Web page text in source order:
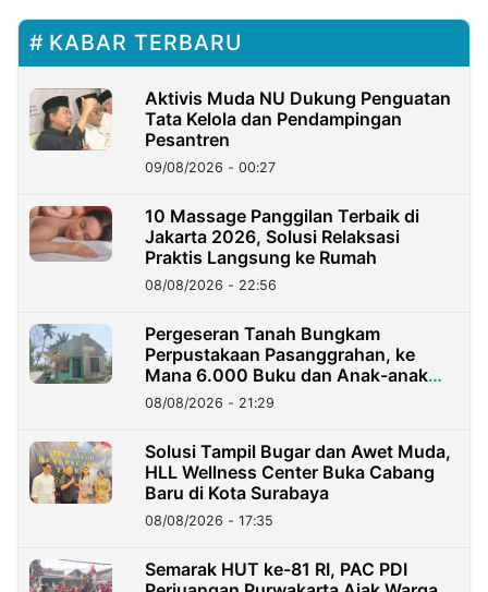
KABAR TERBARU
Aktivis Muda NU Dukung Penguatan
Tata Kelola dan Pendampingan
Pesantren
09/08/2026 - 00:27
10 Massage Panggilan Terbaik di
Jakarta 2026, Solusi Relaksasi
Praktis Langsung ke Rumah
08/08/2026 - 22:56
Pergeseran Tanah Bungkam
Perpustakaan Pasanggrahan, ke
Mana 6.000 Buku dan Anak-anak
Kini?
08/08/2026 - 21:29
Solusi Tampil Bugar dan Awet Muda,
HLL Wellness Center Buka Cabang
Baru di Kota Surabaya
08/08/2026 - 17:35
Semarak HUT ke-81 RI, PAC PDI